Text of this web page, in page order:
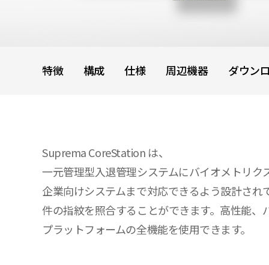
特徴 構成 仕様 周辺機器 ダウン
Suprema CoreStation は、
一元管理型入退管理システムにバイオメトリ
企業向けシステムまで対応できるよう設計さ
件の指紋を照合することができます。高性能
プラットフォームの全機能を使用できます。